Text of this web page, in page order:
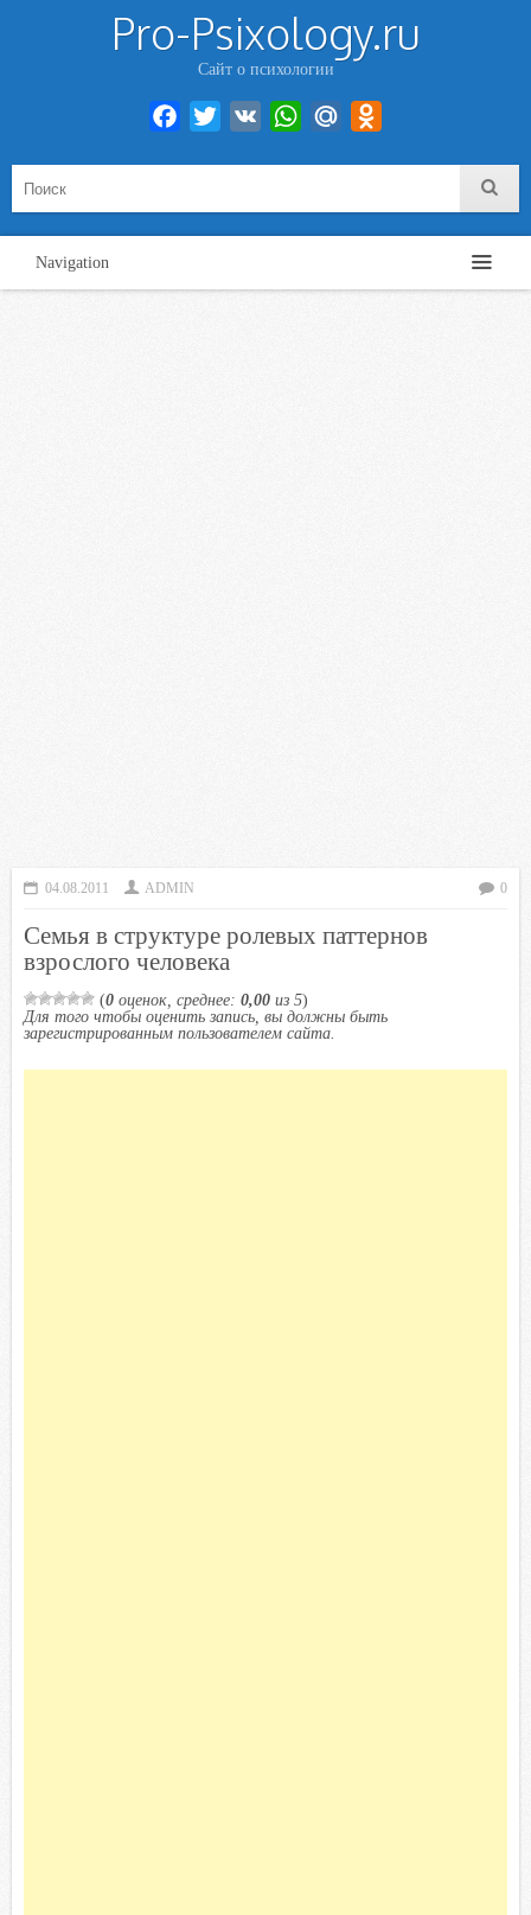
Pro-Psixology.ru
Сайт о психологии
Facebook
Twitter VK WhatsAppMail.Ru
Navigation
04.08.2011 ADMIN 0
Семья в структуре ролевых паттернов
взрослого человека
(0 оценок, среднее: 0,00 из 5)
Для того чтобы оценить запись, вы должны быть
зарегистрированным пользователем сайта.